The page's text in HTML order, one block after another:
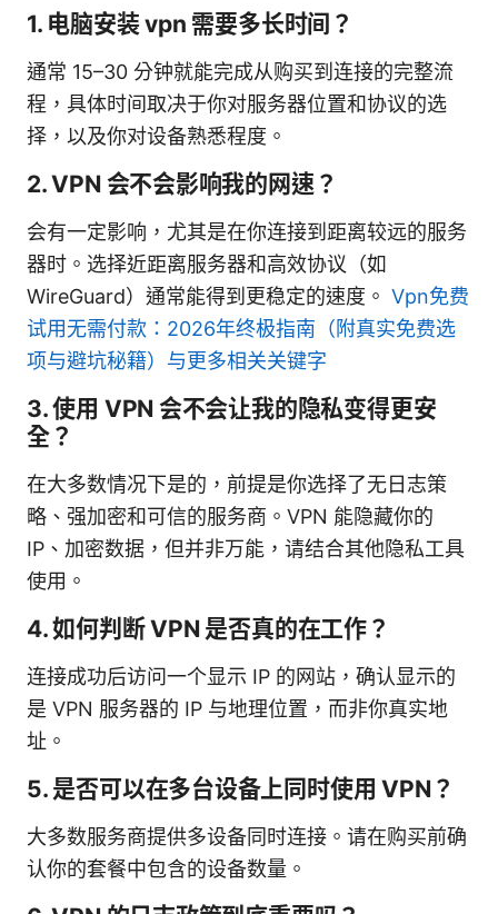
1. 电脑安装 vpn 需要多长时间？
通常 15–30 分钟就能完成从购买到连接的完整流
程，具体时间取决于你对服务器位置和协议的选
择，以及你对设备熟悉程度。
2. VPN 会不会影响我的网速？
会有一定影响，尤其是在你连接到距离较远的服务
器时。选择近距离服务器和高效协议（如
WireGuard）通常能得到更稳定的速度。 Vpn免费
试用无需付款：2026年终极指南（附真实免费选
项与避坑秘籍）与更多相关关键字
3. 使用 VPN 会不会让我的隐私变得更安
全？
在大多数情况下是的，前提是你选择了无日志策
略、强加密和可信的服务商。VPN 能隐藏你的
IP、加密数据，但并非万能，请结合其他隐私工具
使用。
4. 如何判断 VPN 是否真的在工作？
连接成功后访问一个显示 IP 的网站，确认显示的
是 VPN 服务器的 IP 与地理位置，而非你真实地
址。
5. 是否可以在多台设备上同时使用 VPN？
大多数服务商提供多设备同时连接。请在购买前确
认你的套餐中包含的设备数量。